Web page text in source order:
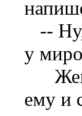
--
у
ему и